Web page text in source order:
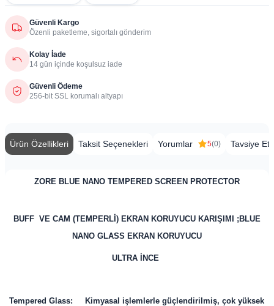
Güvenli Kargo
Özenli paketleme, sigortalı gönderim
Kolay İade
14 gün içinde koşulsuz iade
Güvenli Ödeme
256-bit SSL korumalı altyapı
Ürün Özellikleri Taksit Seçenekleri Yorumlar 5(0) Tavsiye Et
ZORE BLUE NANO TEMPERED SCREEN PROTECTOR
BUFF VE CAM (TEMPERLİ) EKRAN KORUYUCU KARIŞIMI ;BLUE
NANO GLASS EKRAN KORUYUCU
ULTRA İNCE
Tempered Glass: Kimyasal işlemlerle güçlendirilmiş, çok yüksek